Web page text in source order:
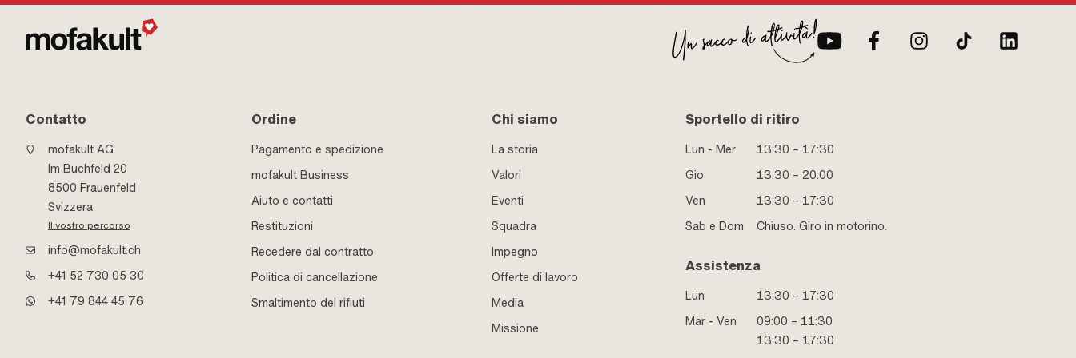
· Dimensione
Contatto
mofakult AG
Im Buchfeld 20
8500 Frauenfeld
Svizzera
Il vostro percorso
info@mofakult.ch
+41 52 730 05 30
+41 79 844 45 76
Ordine
Pagamento e spedizione
mofakult Business
Aiuto e contatti
Restituzioni
Recedere dal contratto
Politica di cancellazione
Smaltimento dei rifiuti
Chi siamo
La storia
Valori
Eventi
Squadra
Impegno
Offerte di lavoro
Media
Missione
Sportello di ritiro
Lun - Mer
13:30 – 17:30
Gio
13:30 – 20:00
Ven
13:30 – 17:30
Sab e Dom
Chiuso. Giro in motorino.
Assistenza
Lun
13:30 – 17:30
Mar - Ven
09:00 – 11:30
13:30 – 17:30